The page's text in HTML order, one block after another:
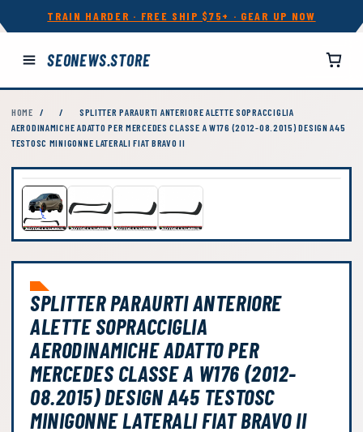
TRAIN HARDER · FREE SHIP $75+ · GEAR UP NOW
SEONEWS.STORE
HOME / /
SPLITTER PARAURTI ANTERIORE ALETTE SOPRACCIGLIA
AERODINAMICHE ADATTO PER MERCEDES CLASSE A W176 (2012-08.2015) DESIGN A45
TESTOSC MINIGONNE LATERALI FIAT BRAVO II
SPLITTER PARAURTI ANTERIORE
ALETTE SOPRACCIGLIA
AERODINAMICHE ADATTO PER
MERCEDES CLASSE A W176 (2012-
08.2015) DESIGN A45 TESTOSC
MINIGONNE LATERALI FIAT BRAVO II